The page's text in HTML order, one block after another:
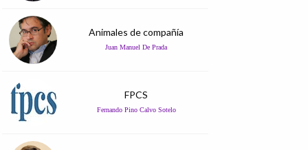
Animales de compañía
Juan Manuel De Prada
FPCS
Fernando Pino Calvo Sotelo